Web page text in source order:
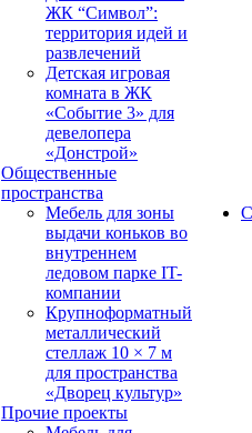
ЖК “Символ”:
территория идей и
развлечений
Детская игровая
комната в ЖК
«Событие 3» для
девелопера
«Донстрой»
Общественные
пространства
Мебель для зоны
выдачи коньков во
внутреннем
ледовом парке IT-
компании
Крупноформатный
металлический
стеллаж 10 × 7 м
для пространства
«Дворец культур»
Прочие проекты